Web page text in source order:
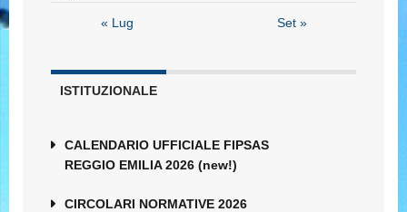
« Lug Set »
ISTITUZIONALE
CALENDARIO UFFICIALE FIPSAS
REGGIO EMILIA 2026 (new!)
CIRCOLARI NORMATIVE 2026